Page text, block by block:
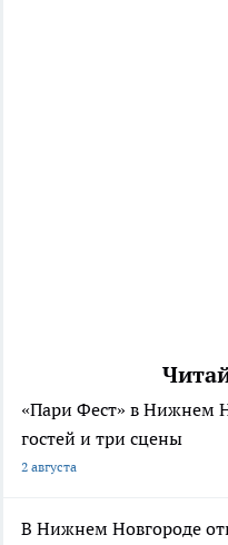
«Пари Фест» в Нижнем
гостей и три сцены
2 августа
В Нижнем Новгороде